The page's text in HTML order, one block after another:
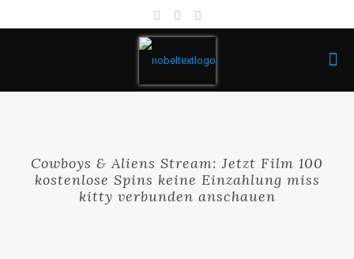
Cowboys & Aliens Stream: Jetzt Film 100
kostenlose Spins keine Einzahlung miss
kitty verbunden anschauen